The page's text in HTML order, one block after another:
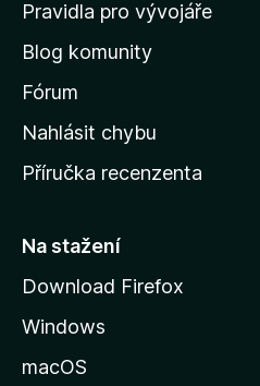
v
s
k
u
t
á
n
Pravidla pro vývojáře
Blog komunity
Fórum
Nahlásit chybu
Příručka recenzenta
Na stažení
Download Firefox
Windows
macOS